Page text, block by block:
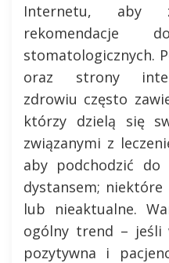
Internetu, aby
rekomendacje
stomatologicznych.
oraz strony
zdrowiu często
którzy dzielą się
związanymi z
aby podchodzić
dystansem;
lub nieaktualne.
ogólny trend – jeśli
pozytywna i